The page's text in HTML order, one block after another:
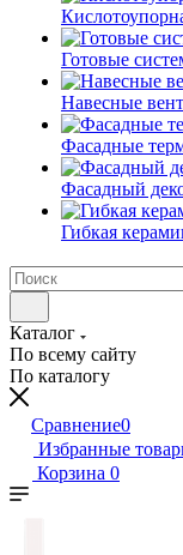
Готовые
Навесные
Фасадные
Фасадный
Гибкая
Каталог
По всему сайту
По каталогу
Сравнение0
Избранные
Корзина 0